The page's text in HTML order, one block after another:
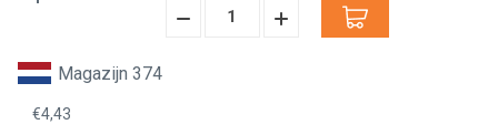
Hoeveelheid
Hoeveelheid
Magazijn 374
€4,43